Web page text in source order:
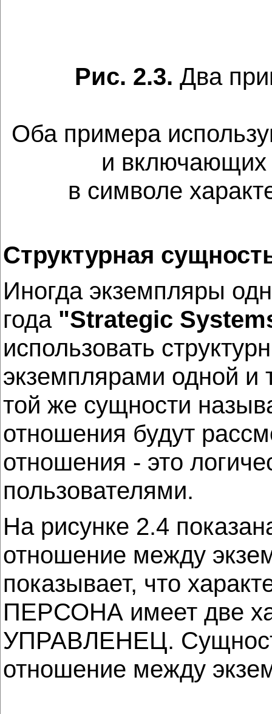
Рис. 2.3. Два
Оба примера
и включающих
в символе
Структурная
Иногда экземпляры
года "Strategic
использовать
экземплярами одной и
той же сущности
отношения будут
отношения - это
пользователями.
На рисунке 2.4
отношение между
показывает, что
ПЕРСОНА имеет две
УПРАВЛЕНЕЦ.
отношение между